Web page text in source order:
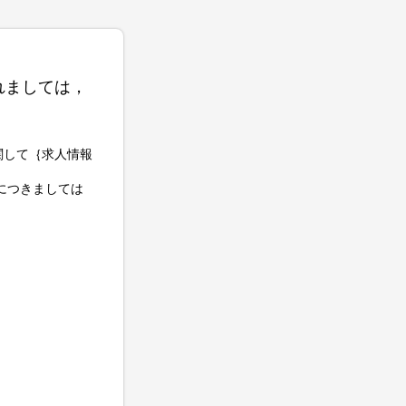
しては，
て｛求人情報
つきましては